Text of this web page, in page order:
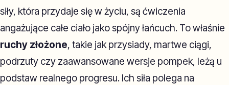
siły, która przydaje się w życiu, są ćwiczenia
angażujące całe ciało jako spójny łańcuch. To właśnie
ruchy złożone, takie jak przysiady, martwe ciągi,
podrzuty czy zaawansowane wersje pompek, leżą u
podstaw realnego progresu. Ich siła polega na